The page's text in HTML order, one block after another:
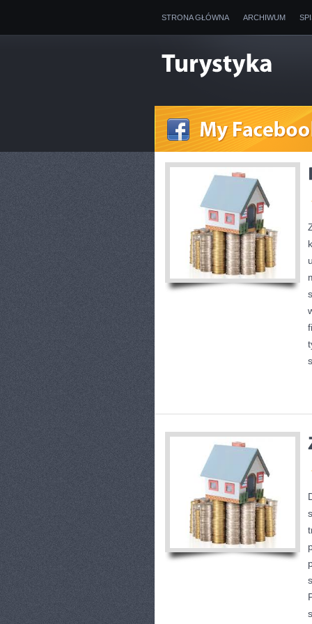
STRONA GŁÓWNA ARCHIWUM